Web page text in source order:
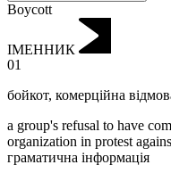
Boycott
ІМЕННИК
01
бойкот, комерційна
a group's refusal to have
organization in protest
граматична інформація